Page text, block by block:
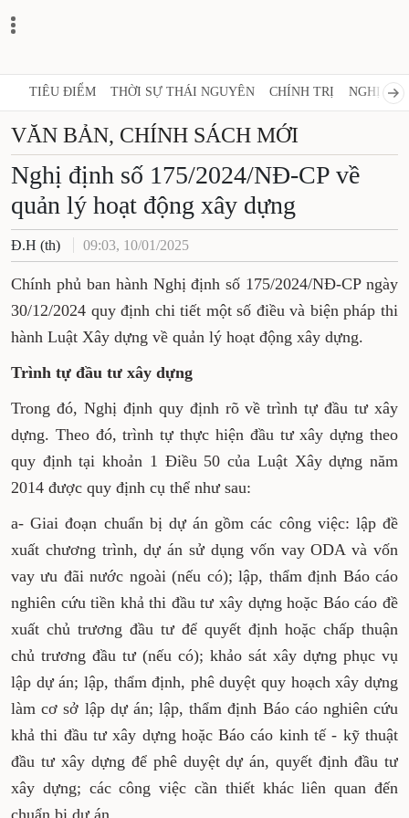
TIÊU ĐIỂM THỜI SỰ THÁI NGUYÊN CHÍNH TRỊ NGHỊ
VĂN BẢN, CHÍNH SÁCH MỚI
Nghị định số 175/2024/NĐ-CP về
quản lý hoạt động xây dựng
Đ.H (th) 09:03, 10/01/2025
Chính phủ ban hành Nghị định số 175/2024/NĐ-CP ngày
30/12/2024 quy định chi tiết một số điều và biện pháp
thi hành Luật Xây dựng về quản lý hoạt động xây
dựng.
Trình tự đầu tư xây dựng
Trong đó, Nghị định quy định rõ về trình tự đầu tư xây
dựng. Theo đó, trình tự thực hiện đầu tư xây dựng theo
quy định tại khoản 1 Điều 50 của Luật Xây dựng năm
2014 được quy định cụ thể như sau:
a- Giai đoạn chuẩn bị dự án gồm các công việc: lập đề
xuất chương trình, dự án sử dụng vốn vay ODA và vốn
vay ưu đãi nước ngoài (nếu có); lập, thẩm định Báo cáo
nghiên cứu tiền khả thi đầu tư xây dựng hoặc Báo cáo
đề xuất chủ trương đầu tư để quyết định hoặc chấp
thuận chủ trương đầu tư (nếu có); khảo sát xây dựng
phục vụ lập dự án; lập, thẩm định, phê duyệt quy
hoạch xây dựng làm cơ sở lập dự án; lập, thẩm định
Báo cáo nghiên cứu khả thi đầu tư xây dựng hoặc Báo
cáo kinh tế - kỹ thuật đầu tư xây dựng để phê duyệt dự